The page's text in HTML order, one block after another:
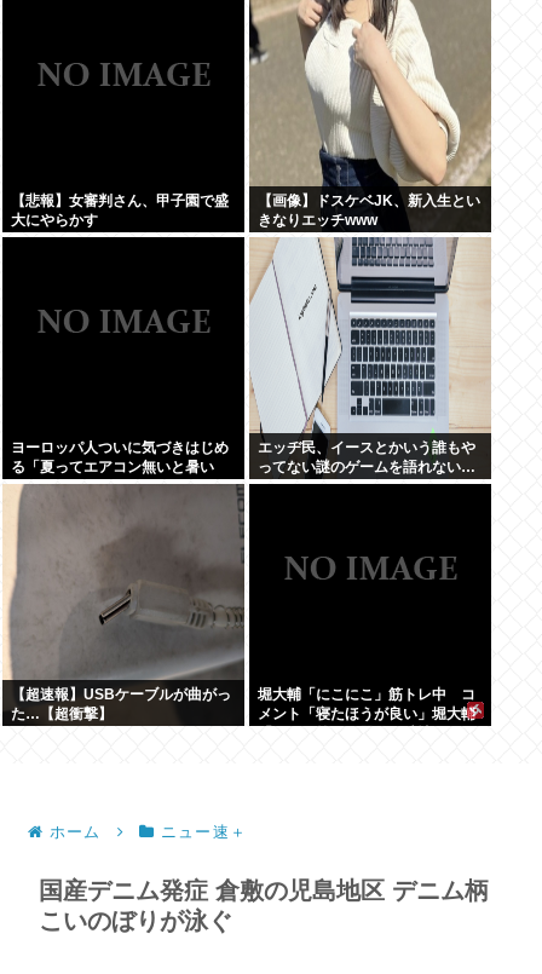
【悲報】女審判さん、甲子園で盛
大にやらかす
【画像】ドスケベJK、新入生とい
きなりエッチwww
ヨーロッパ人ついに気づきはじめ
る「夏ってエアコン無いと暑い
わ」
エッヂ民、イースとかいう誰もや
ってない謎のゲームを語れない…
【超速報】USBケーブルが曲がっ
た…【超衝撃】
堀大輔「にこにこ」筋トレ中 コ
メント「寝たほうが良い」堀大輔
ホーム ニュー速＋
国産デニム発症 倉敷の児島地区 デニム柄
こいのぼりが泳ぐ